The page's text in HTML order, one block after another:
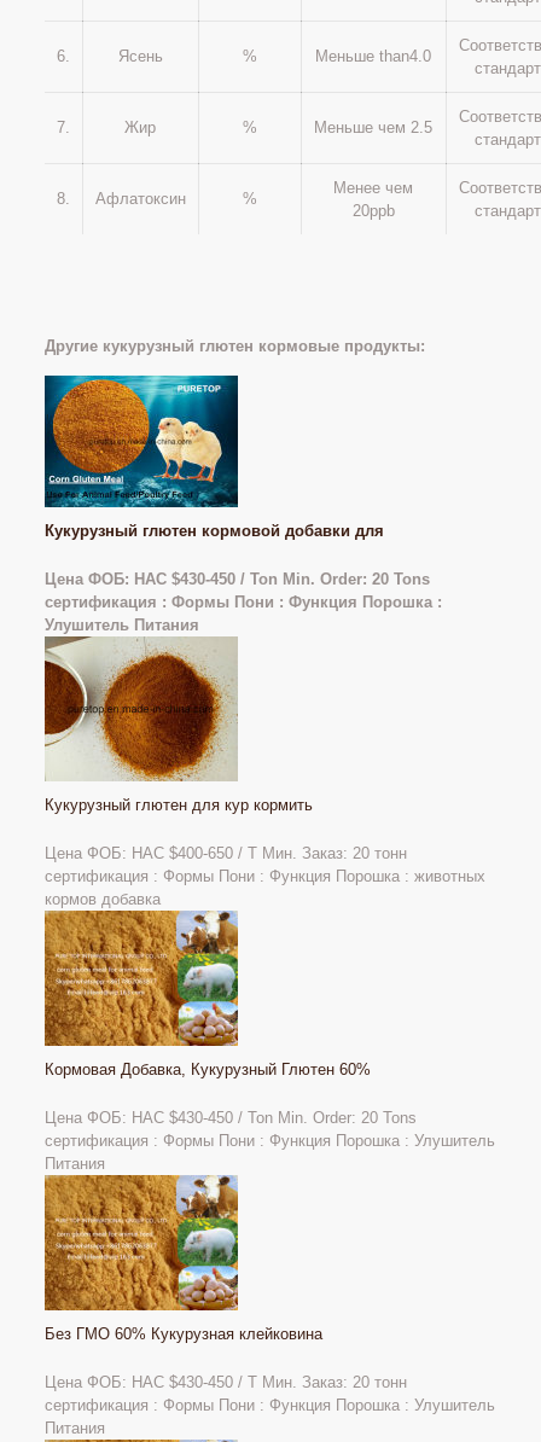
6. Ясень % Меньше than4.0
7. Жир % Меньше чем 2.5
8. Афлатоксин %
Менее чем
20ppb
Другие кукурузный глютен кормовые продукты:
Кукурузный глютен кормовой добавки для
Цена ФОБ: НАС $430-450 / Ton Min. Order: 20 Tons
сертификация : Формы Пони : Функция Порошка :
Улушитель Питания
Кукурузный глютен для кур кормить
Цена ФОБ: НАС $400-650 / Т Мин. Заказ: 20 тонн
сертификация : Формы Пони : Функция Порошка : животных
кормов добавка
Кормовая Добавка, Кукурузный Глютен 60%
Цена ФОБ: НАС $430-450 / Ton Min. Order: 20 Tons
сертификация : Формы Пони : Функция Порошка : Улушитель
Питания
Без ГМО 60% Кукурузная клейковина
Цена ФОБ: НАС $430-450 / Т Мин. Заказ: 20 тонн
сертификация : Формы Пони : Функция Порошка : Улушитель
Питания